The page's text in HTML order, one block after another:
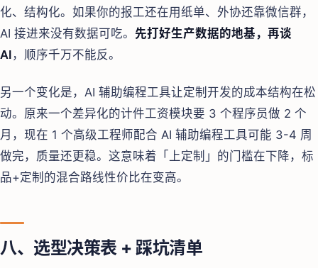
化、结构化。如果你的报工还在用纸单、外协还靠微信群，
AI 接进来没有数据可吃。 先打好生产数据的地基，再谈
AI ，顺序千万不能反。
另一个变化是，AI 辅助编程工具让定制开发的成本结构在松
动。原来一个差异化的计件工资模块要 3 个程序员做 2 个
月，现在 1 个高级工程师配合 AI 辅助编程工具可能 3-4 周
做完，质量还更稳。这意味着「上定制」的门槛在下降，标
品+定制的混合路线性价比在变高。
八、选型决策表 + 踩坑清单